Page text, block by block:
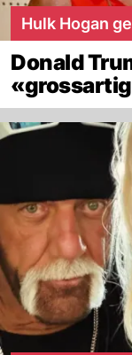
Hulk Hogan
Donald